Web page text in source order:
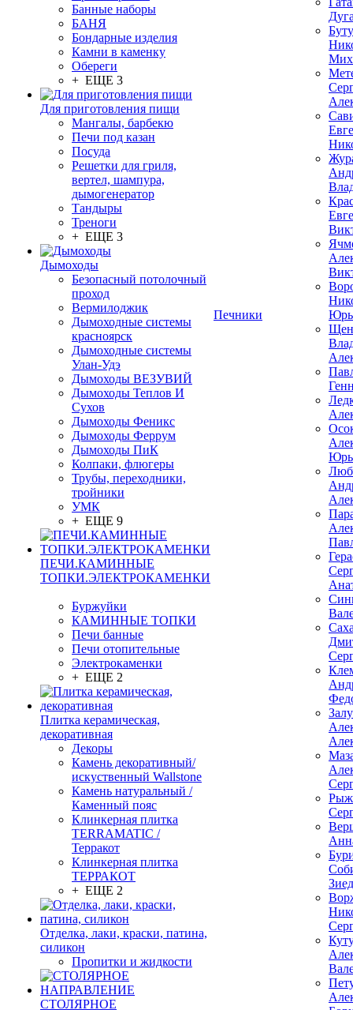
Банные наборы
БАНЯ
Бондарные изделия
Камни в каменку
Обереги
+ ЕЩЕ 3
Для приготовления пищи
Мангалы, барбекю
Печи под казан
Посуда
Решетки для гриля,
вертел, шампура,
дымогенератор
Тандыры
Треноги
+ ЕЩЕ 3
Дымоходы
Безопасный потолочный
проход
Вермилоджик
Дымоходные системы
красноярск
Дымоходные системы
Улан-Удэ
Дымоходы ВЕЗУВИЙ
Дымоходы Теплов И
Сухов
Дымоходы Феникс
Дымоходы Феррум
Дымоходы ПиК
Колпаки, флюгеры
Трубы, переходники,
тройники
УМК
+ ЕЩЕ 9
ПЕЧИ.КАМИННЫЕ
ТОПКИ.ЭЛЕКТРОКАМЕНКИ
Буржуйки
КАМИННЫЕ ТОПКИ
Печи банные
Печи отопительные
Электрокаменки
+ ЕЩЕ 2
Плитка керамическая,
декоративная
Декоры
Камень декоративный/
искуственный Wallstone
Камень натуральный /
Каменный пояс
Клинкерная плитка
TERRAMATIC /
Терракот
Клинкерная плитка
ТЕРРАКОТ
+ ЕЩЕ 2
Отделка, лаки, краски, патина,
силикон
Пропитки и жидкости
СТОЛЯРНОЕ
Печники